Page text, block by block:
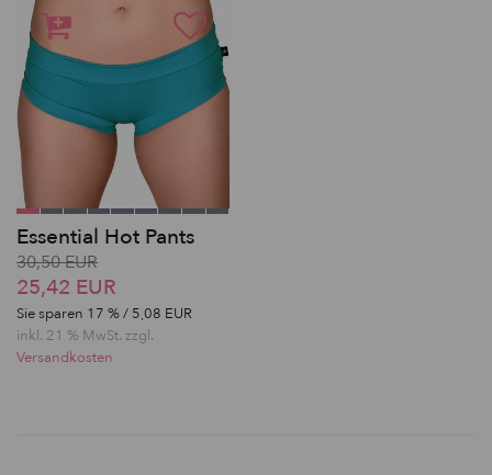
Essential Hot Pants
30,50 EUR
25,42 EUR
Sie sparen 17 % / 5,08 EUR
inkl. 21 % MwSt. zzgl.
Versandkosten